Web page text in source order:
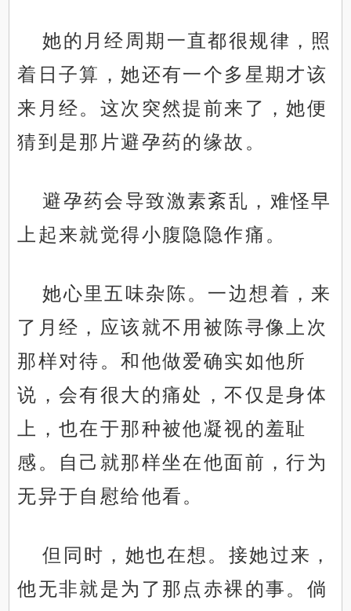
她的月经周期一直都很规律，照
着日子算，她还有一个多星期才该
来月经。这次突然提前来了，她便
猜到是那片避孕药的缘故。
避孕药会导致激素紊乱，难怪早
上起来就觉得小腹隐隐作痛。
她心里五味杂陈。一边想着，来
了月经，应该就不用被陈寻像上次
那样对待。和他做爱确实如他所
说，会有很大的痛处，不仅是身体
上，也在于那种被他凝视的羞耻
感。自己就那样坐在他面前，行为
无异于自慰给他看。
但同时，她也在想。接她过来，
他无非就是为了那点赤裸的事。倘